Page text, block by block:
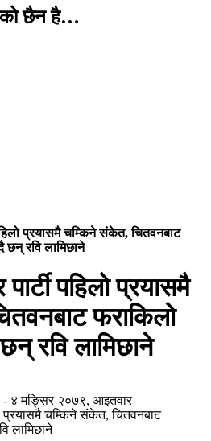
छैन है…
पहिलो प्रयासमै चम्किने संकेत, चितवनबाट
छन् रवि लामिछाने
पहिलो प्रयासमै
फराकिलो
रवि लामिछाने
- ४ मङ्सिर २०७९, आइतवार